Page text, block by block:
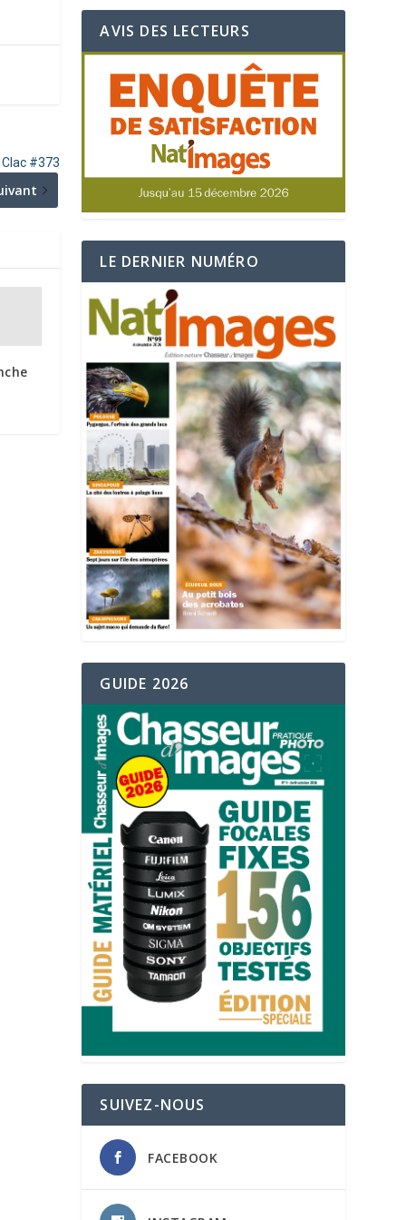
#373
AVIS DES LECTEURS
LE DERNIER NUMÉRO
GUIDE 2026
SUIVEZ-NOUS
FACEBOOK